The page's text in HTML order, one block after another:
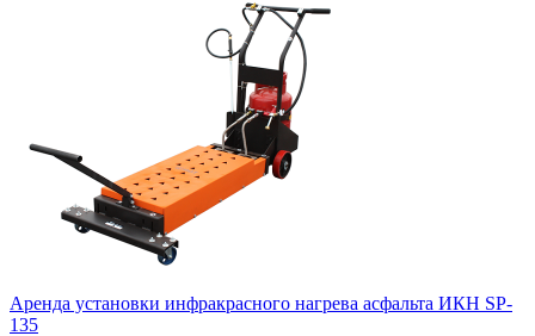
Аренда установки инфракрасного нагрева асфальта ИКН SP-
135